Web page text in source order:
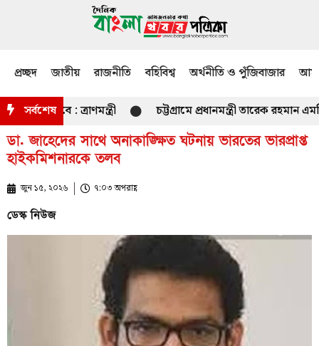
প্রচ্ছদ জাতীয় রাজনীতি বহিবিশ্ব অর্থনীতি ও পুঁজিবাজার
সর্বশেষ
হবে : ত্রাণমন্ত্রী চট্টগ্রামে প্রধানমন্ত্রী তারেক রহমান
ডা. জাহেদের সাথে অনাকাঙ্ক্ষিত ঘটনায় ভারতের ভারপ্রাপ্ত
হাইকমিশনারকে তলব
জুন ১৫, ২০২৬ ৭:০৩ অপরাহ্ণ
ডেস্ক নিউজ